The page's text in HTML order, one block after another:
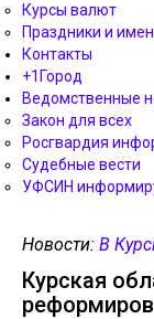
Курсы валют
Праздники и
Контакты
+1Город
Ведомственные
Закон для всех
Росгвардия
Судебные вести
УФСИН
Новости: В
Курская